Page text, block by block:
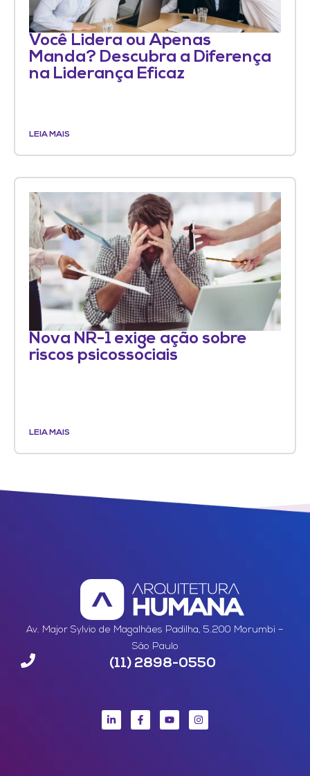
Você Lidera ou Apenas
Manda? Descubra a Diferença
na Liderança Eficaz
LEIA MAIS
Nova NR-1 exige ação sobre
riscos psicossociais
LEIA MAIS
Av. Major Sylvio de Magalhães Padilha, 5.200 Morumbi –
São Paulo
(11) 2898-0550